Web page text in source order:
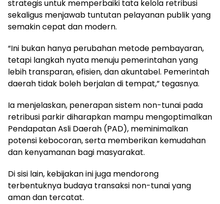
strategis untuk memperbaiki tata kelola retribusi
sekaligus menjawab tuntutan pelayanan publik yang
semakin cepat dan modern.
“Ini bukan hanya perubahan metode pembayaran,
tetapi langkah nyata menuju pemerintahan yang
lebih transparan, efisien, dan akuntabel. Pemerintah
daerah tidak boleh berjalan di tempat,” tegasnya.
Ia menjelaskan, penerapan sistem non-tunai pada
retribusi parkir diharapkan mampu mengoptimalkan
Pendapatan Asli Daerah (PAD), meminimalkan
potensi kebocoran, serta memberikan kemudahan
dan kenyamanan bagi masyarakat.
Di sisi lain, kebijakan ini juga mendorong
terbentuknya budaya transaksi non-tunai yang
aman dan tercatat.